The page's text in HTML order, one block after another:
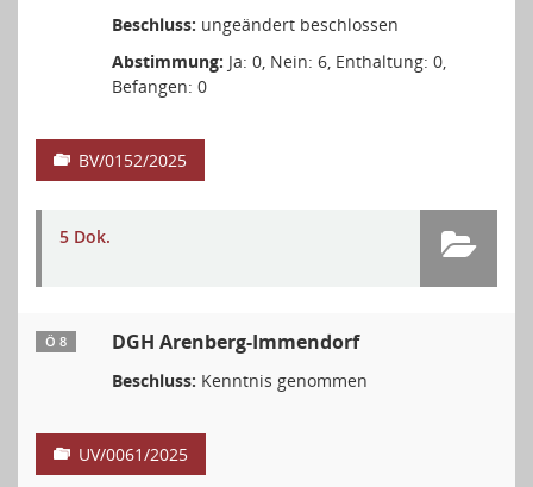
Beschluss: ungeändert beschlossen
Abstimmung: Ja: 0, Nein: 6, Enthaltung: 0,
Befangen: 0
BV/0152/2025
5 Dok.
Ö 8 DGH Arenberg-Immendorf
Beschluss: Kenntnis genommen
UV/0061/2025